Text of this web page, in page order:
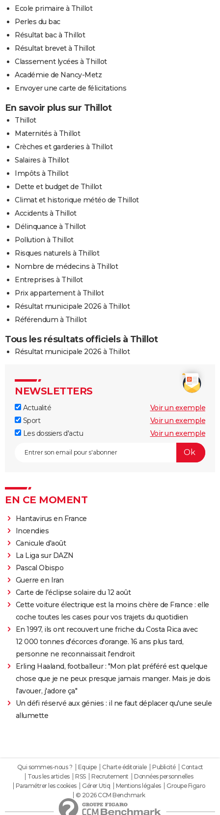
Ecole primaire à Thillot
Perles du bac
Résultat bac à Thillot
Résultat brevet à Thillot
Classement lycées à Thillot
Académie de Nancy-Metz
Envoyer une carte de félicitations
En savoir plus sur Thillot
Thillot
Maternités à Thillot
Crèches et garderies à Thillot
Salaires à Thillot
Impôts à Thillot
Dette et budget de Thillot
Climat et historique météo de Thillot
Accidents à Thillot
Délinquance à Thillot
Pollution à Thillot
Risques naturels à Thillot
Nombre de médecins à Thillot
Entreprises à Thillot
Prix appartement à Thillot
Résultat municipale 2026 à Thillot
Référendum à Thillot
Tous les résultats officiels à Thillot
Résultat municipale 2026 à Thillot
NEWSLETTERS
Actualité
Voir un exemple
Sport
Voir un exemple
Les dossiers d'actu
Voir un exemple
EN CE MOMENT
Hantavirus en France
Incendies
Canicule d'août
La Liga sur DAZN
Pascal Obispo
Guerre en Iran
Carte de l'éclipse solaire du 12 août
Cette voiture électrique est la moins chère de France : elle
coche toutes les cases pour vos trajets du quotidien
En 1997, ils ont recouvert une friche du Costa Rica avec
12 000 tonnes d'écorces d'orange. 16 ans plus tard,
personne ne reconnaissait l'endroit
Erling Haaland, footballeur : "Mon plat préféré est quelque
chose que je ne peux presque jamais manger. Mais je dois
l'avouer, j'adore ça"
Un défi réservé aux génies : il ne faut déplacer qu'une seule
allumette
Qui sommes-nous ? Equipe Charte éditoriale Publicité
Contact
Tous les articles
RSS Recrutement
Données personnelles
Paramétrer les cookies
Gérer Utiq Mentions légales
Groupe Figaro
© 2026 CCM Benchmark